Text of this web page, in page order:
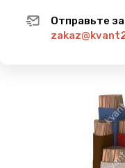
Отправьте